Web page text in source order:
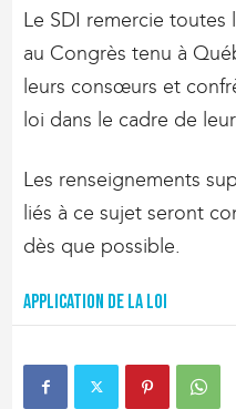
Le SDI remercie toutes
au Congrès tenu à
leurs consœurs et
loi dans le cadre de
Les renseignements
liés à ce sujet seront
dès que possible.
Application de la loi